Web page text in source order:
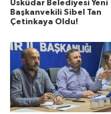
Üsküdar Belediyesi Yeni
Başkanvekili Sibel Tan
Çetinkaya Oldu!